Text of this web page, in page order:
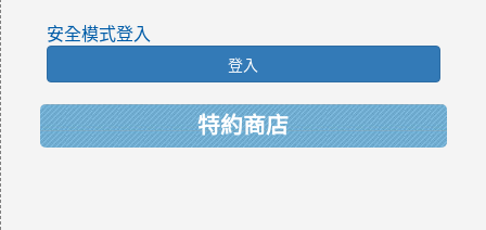
安全模式登入
登入
特約商店